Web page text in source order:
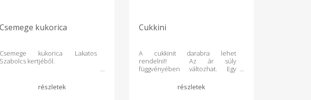
Csemege kukorica
Csemege kukorica Lakatos
Szabolcs kertjéből.
Cukkini
A cukkinit darabra lehet
rendelni!! Az ár súly
függvényében változhat. Egy